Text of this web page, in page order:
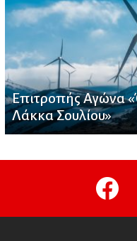
Επιτροπής Αγώνα
Λάκκα Σουλίου»